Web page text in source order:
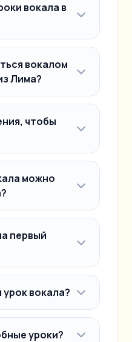
вокала в
вокалом
Лима?
чтобы
можно
первый
вокала?
уроки?